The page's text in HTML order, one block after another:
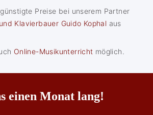
Preise bei unserem Partner
Klavierbauer Guido Kophal aus
Online-Musikunterricht möglich.
einen Monat lang!